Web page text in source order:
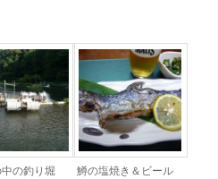
の釣り堀 鱒の塩焼き＆ビール